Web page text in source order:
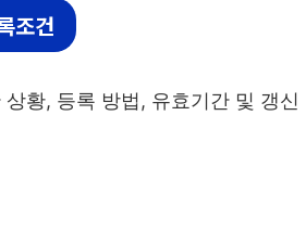
조건
황, 등록 방법, 유효기간 및 갱신